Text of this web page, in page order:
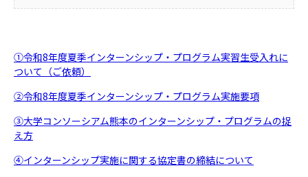
①令和8年度夏季インターンシップ・プログラム実習生受入れに
ついて（ご依頼）
②令和8年度夏季インターンシップ・プログラム実施要項
③大学コンソーシアム熊本のインターンシップ・プログラムの捉
え方
④インターンシップ実施に関する協定書の締結について